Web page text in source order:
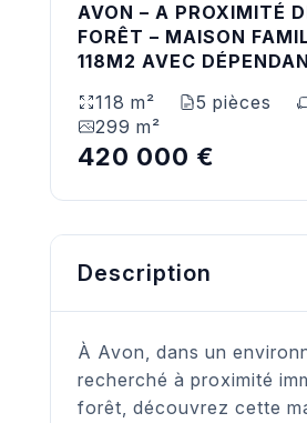
AVON – A PROXIMITÉ
FORÊT – MAISON
118M2 AVEC
118 m²
5 pièces
299 m²
420 000 €
Description
À Avon, dans un
recherché à proximité
forêt, découvrez cette